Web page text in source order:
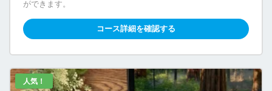
ができます。
コース詳細を確認する
人気！